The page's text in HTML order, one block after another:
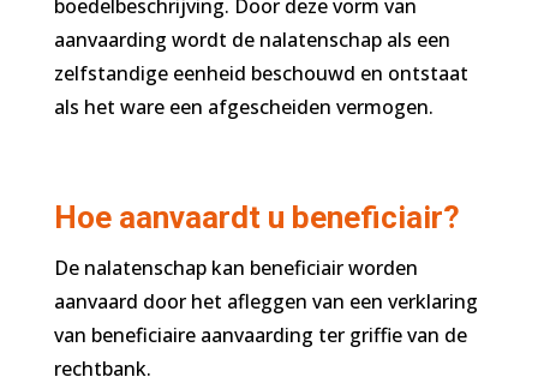
boedelbeschrijving. Door deze vorm van
aanvaarding wordt de nalatenschap als een
zelfstandige eenheid beschouwd en ontstaat
als het ware een afgescheiden vermogen.
Hoe aanvaardt u beneficiair?
De nalatenschap kan beneficiair worden
aanvaard door het afleggen van een verklaring
van beneficiaire aanvaarding ter griffie van de
rechtbank.